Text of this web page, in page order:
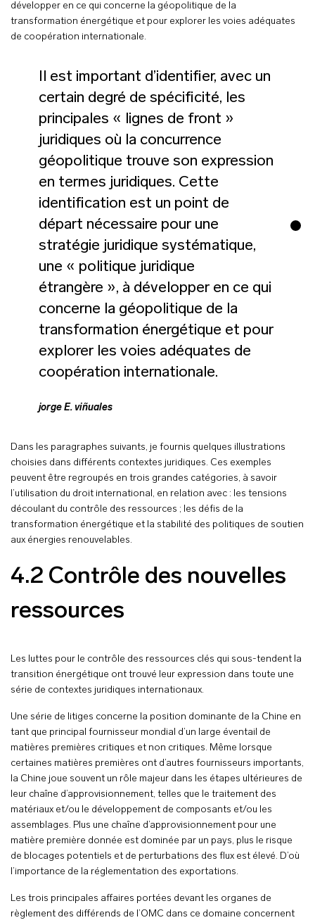
développer en ce qui concerne la géopolitique de la
transformation énergétique et pour explorer les voies adéquates
de coopération internationale.
Il est important d’identifier, avec un
certain degré de spécificité, les
principales « lignes de front »
juridiques où la concurrence
géopolitique trouve son expression
en termes juridiques. Cette
identification est un point de
départ nécessaire pour une
stratégie juridique systématique,
une « politique juridique
étrangère », à développer en ce qui
concerne la géopolitique de la
transformation énergétique et pour
explorer les voies adéquates de
coopération internationale.
jorge E. viñuales
Dans les paragraphes suivants, je fournis quelques illustrations
choisies dans différents contextes juridiques. Ces exemples
peuvent être regroupés en trois grandes catégories, à savoir
l’utilisation du droit international, en relation avec : les tensions
découlant du contrôle des ressources ; les défis de la
transformation énergétique et la stabilité des politiques de soutien
aux énergies renouvelables.
4.2 Contrôle des nouvelles
ressources
Les luttes pour le contrôle des ressources clés qui sous-tendent la
transition énergétique ont trouvé leur expression dans toute une
série de contextes juridiques internationaux.
Une série de litiges concerne la position dominante de la Chine en
tant que principal fournisseur mondial d’un large éventail de
matières premières critiques et non critiques. Même lorsque
certaines matières premières ont d’autres fournisseurs importants,
la Chine joue souvent un rôle majeur dans les étapes ultérieures de
leur chaîne d’approvisionnement, telles que le traitement des
matériaux et/ou le développement de composants et/ou les
assemblages. Plus une chaîne d’approvisionnement pour une
matière première donnée est dominée par un pays, plus le risque
de blocages potentiels et de perturbations des flux est élevé. D’où
l’importance de la réglementation des exportations.
Les trois principales affaires portées devant les organes de
règlement des différends de l’OMC dans ce domaine concernent